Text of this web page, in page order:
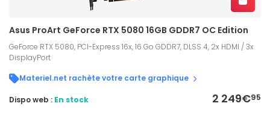
Asus ProArt GeForce RTX 5080 16GB GDDR7 OC Edition
GeForce RTX 5080, PCI-Express 16x, 16 Go GDDR7, DLSS 4, 2x HDMI / 3x
DisplayPort
Materiel.net rachète votre carte graphique
2 249€95
Dispo web : En stock